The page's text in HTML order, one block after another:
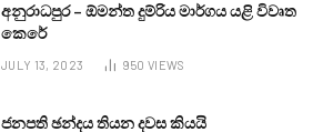
අනුරාධපුර – ඕමන්ත දුම්රිය මාර්ගය යළි විවෘත
කෙරේ
JULY 13, 2023 950 VIEWS
ජනපති ඡන්දය තියන දවස කියයි